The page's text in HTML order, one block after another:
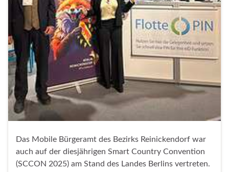
Das Mobile Bürgeramt des Bezirks Reinickendorf war
auch auf der diesjährigen Smart Country Convention
(SCCON 2025) am Stand des Landes Berlins vertreten.